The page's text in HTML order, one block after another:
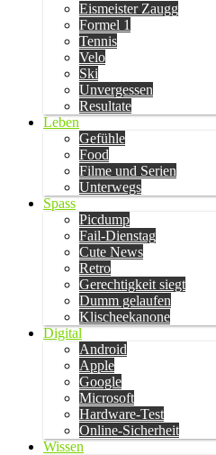
Eismeister Zaugg
Formel 1
Tennis
Velo
Ski
Unvergessen
Resultate
Leben
Gefühle
Food
Filme und Serien
Unterwegs
Spass
Picdump
Fail-Dienstag
Cute News
Retro
Gerechtigkeit siegt
Dumm gelaufen
Klischeekanone
Digital
Android
Apple
Google
Microsoft
Hardware-Test
Online-Sicherheit
Wissen